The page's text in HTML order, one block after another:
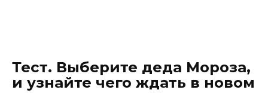
Тест. Выберите деда Мороза,
и узнайте чего ждать в новом